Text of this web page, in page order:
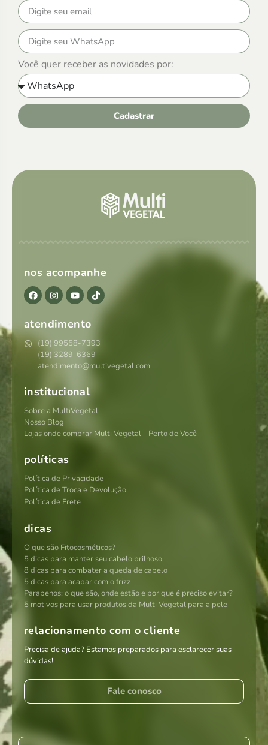
Você quer receber as novidades por:
Cadastrar
nos acompanhe
atendimento
(19) 99558-7393
(19) 3289-6369
atendimento@multivegetal.com
institucional
Sobre a MultiVegetal
Nosso Blog
Lojas onde comprar Multi Vegetal - Perto de Você
políticas
Política de Privacidade
Política de Troca e Devolução
Política de Frete
dicas
O que são Fitocosméticos?
5 dicas para manter seu cabelo brilhoso
8 dicas para combater a queda de cabelo
5 dicas para acabar com o frizz
Parabenos: o que são, onde estão e por que é preciso evitar?
5 motivos para usar produtos da Multi Vegetal para a pele
relacionamento com o cliente
Precisa de ajuda? Estamos preparados para esclarecer suas
dúvidas!
Fale conosco